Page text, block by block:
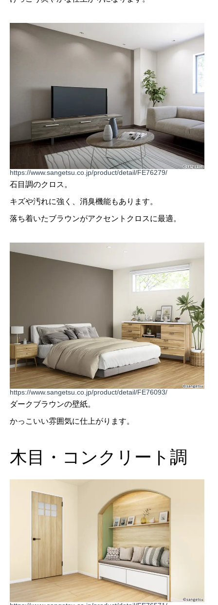
https://www.sangetsu.co.jp/product/detail/FE76279/
石目調のクロス。
キズや汚れに強く、消臭機能もあります。
落ち着いたブラウンがアクセントクロスに最適。
https://www.sangetsu.co.jp/product/detail/FE76093/
ダークブラウンの壁紙。
かっこいい雰囲気に仕上がります。
木目・コンクリート調